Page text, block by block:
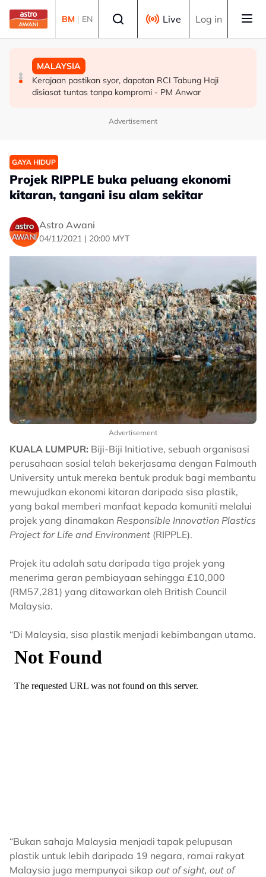
Skip to main content
BM | EN Live Log in
MALAYSIA
Jerebu rentas sempadan dijangka jejas 19 kawasan di
Sarawak
MALAYSIA
Penjawat awam Sarawak bakal terima BKK dua bulan
gaji - Abang Johari
MALAYSIA
Kerajaan pastikan syor, dapatan RCI Tabung Haji
disiasat tuntas tanpa kompromi - PM Anwar
Advertisement
GAYA HIDUP
Projek RIPPLE buka peluang ekonomi
kitaran, tangani isu alam sekitar
Astro Awani
04/11/2021 | 20:00 MYT
Advertisement
KUALA LUMPUR: Biji-Biji Initiative, sebuah organisasi
perusahaan sosial telah bekerjasama dengan Falmouth
University untuk mereka bentuk produk bagi membantu
mewujudkan ekonomi kitaran daripada sisa plastik,
yang bakal memberi manfaat kepada komuniti melalui
projek yang dinamakan Responsible Innovation Plastics
Project for Life and Environment (RIPPLE).
Projek itu adalah satu daripada tiga projek yang
menerima geran pembiayaan sehingga £10,000
(RM57,281) yang ditawarkan oleh British Council
Malaysia.
“Di Malaysia, sisa plastik menjadi kebimbangan utama.
“Bukan sahaja Malaysia menjadi tapak pelupusan
plastik untuk lebih daripada 19 negara, ramai rakyat
Malaysia juga mempunyai sikap out of sight, out of